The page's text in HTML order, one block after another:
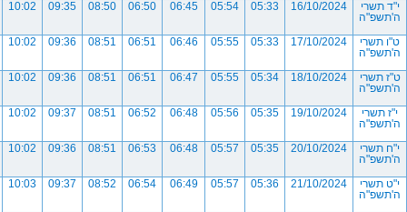
י"ד תשרי
ה'תשפ"ה
16/10/2024
05:33
05:54
06:45
06:50
08:50
09:35
10:02
ט"ו תשרי
ה'תשפ"ה
17/10/2024
05:33
05:55
06:46
06:51
08:51
09:36
10:02
ט"ז תשרי
ה'תשפ"ה
18/10/2024
05:34
05:55
06:47
06:51
08:51
09:36
10:02
י"ז תשרי
ה'תשפ"ה
19/10/2024
05:35
05:56
06:48
06:52
08:51
09:37
10:02
י"ח תשרי
ה'תשפ"ה
20/10/2024
05:35
05:57
06:48
06:53
08:51
09:36
10:02
י"ט תשרי
ה'תשפ"ה
21/10/2024
05:36
05:57
06:49
06:54
08:52
09:37
10:03